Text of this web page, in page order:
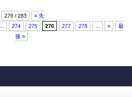
276 / 283
« 先
274 275 276 277 278 »
最
後 »